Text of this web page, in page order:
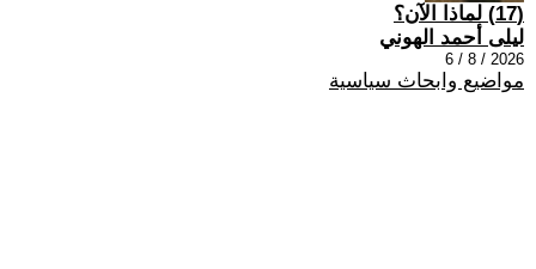
(17) لماذا الآن؟
ليلى أحمد الهوني
2026 / 8 / 6
مواضيع وابحاث سياسية